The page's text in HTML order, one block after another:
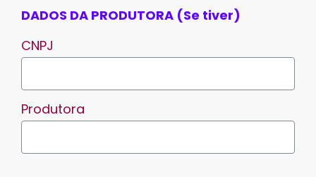
DADOS DA PRODUTORA (Se tiver)
CNPJ
Produtora